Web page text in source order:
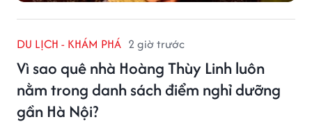
DU LỊCH - KHÁM PHÁ 2 giờ trước
Vì sao quê nhà Hoàng Thùy Linh luôn
nằm trong danh sách điểm nghỉ dưỡng
gần Hà Nội?